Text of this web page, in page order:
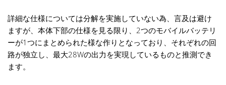
詳細な仕様については分解を実施していない為、言及は避け
ますが、本体下部の仕様を見る限り、2つのモバイルバッテリ
ーが1つにまとめられた様な作りとなっており、それぞれの回
路が独立し、最大28Wの出力を実現しているものと推測でき
ます。